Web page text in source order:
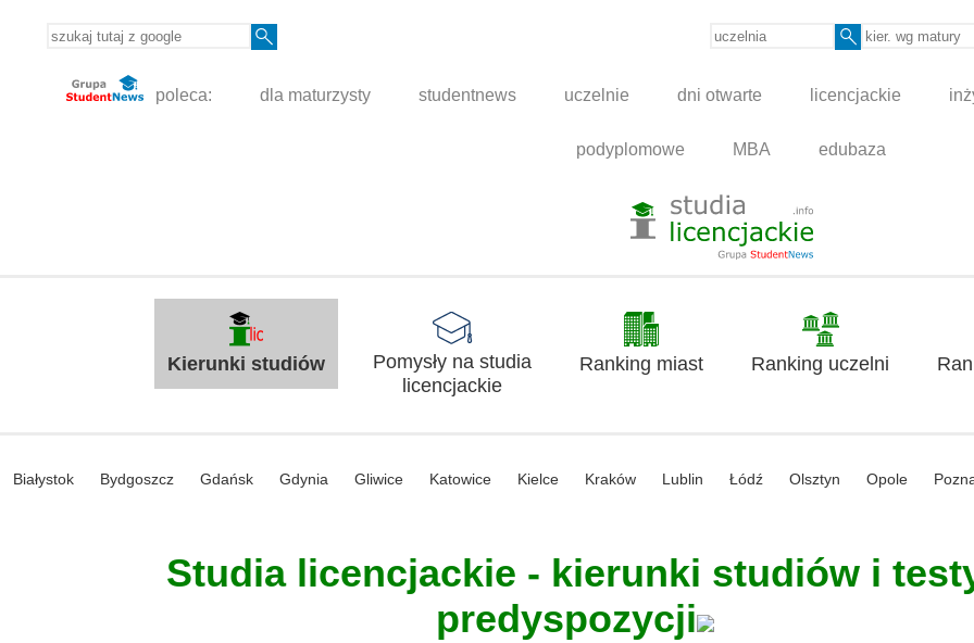
poleca: dla maturzysty studentnews uczelnie dni otwarte licencjackie
podyplomowe MBA edubaza
Kierunki studiów
Pomysły na studia
licencjackie
Ranking miast Ranking uczelni
Białystok Bydgoszcz Gdańsk Gdynia Gliwice Katowice Kielce Kraków Lublin Łódź Olsztyn Opole
Studia licencjackie - kierunki studiów i
predyspozycji